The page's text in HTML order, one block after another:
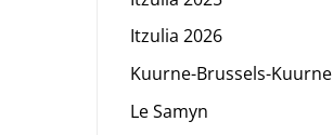
Itzulia 2026
Kuurne-Brussels-Kuurne
Le Samyn